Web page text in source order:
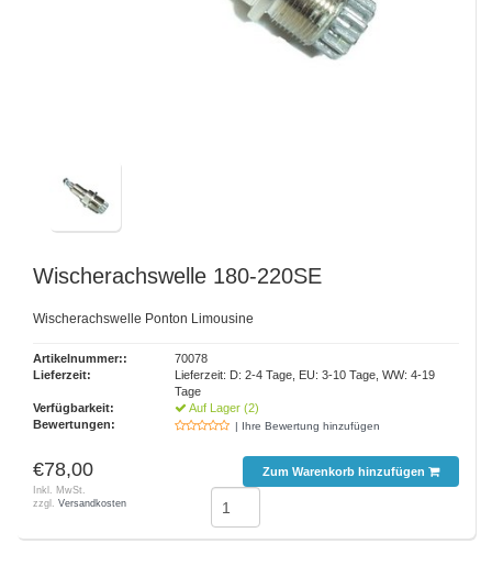
Wischerachswelle 180-220SE
Wischerachswelle Ponton Limousine
Artikelnummer::
70078
Lieferzeit:
Lieferzeit: D: 2-4 Tage, EU: 3-10 Tage, WW: 4-19
Tage
Verfügbarkeit:
Auf Lager (2)
Bewertungen:
| Ihre Bewertung hinzufügen
€78,00
Inkl. MwSt.
zzgl. Versandkosten
Zum Warenkorb hinzufügen